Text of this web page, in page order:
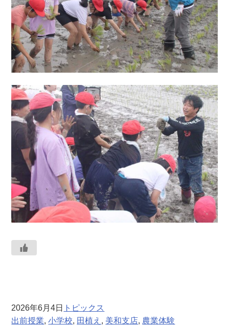
2026年6月4日 トピックス
出前授業, 小学校, 田植え , 美和支店, 農業体験